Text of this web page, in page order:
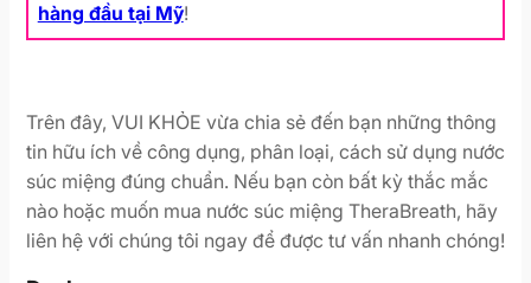
hàng đầu tại Mỹ!
Trên đây, VUI KHỎE vừa chia sẻ đến bạn những thông
tin hữu ích về công dụng, phân loại, cách sử dụng nước
súc miệng đúng chuẩn. Nếu bạn còn bất kỳ thắc mắc
nào hoặc muốn mua nước súc miệng TheraBreath, hãy
liên hệ với chúng tôi ngay để được tư vấn nhanh chóng!